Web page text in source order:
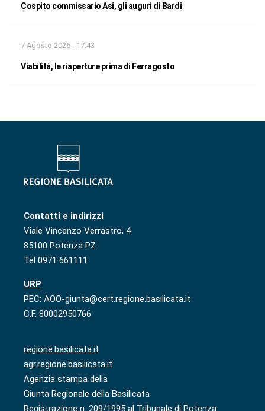
Cospito commissario Asi, gli auguri di Bardi
7 Agosto 2026 - 17:43
Viabilità, le riaperture prima di Ferragosto
Contatti e indirizzi
Viale Vincenzo Verrastro, 4
85100 Potenza PZ
Tel 0971 661111
URP
PEC: AOO-giunta@cert.regione.basilicata.it
C.F. 80002950766
regione.basilicata.it
agr.regione.basilicata.it
Agenzia stampa della
Giunta Regionale della Basilicata
Registrazione n. 209/1995 al Tribunale di Potenza